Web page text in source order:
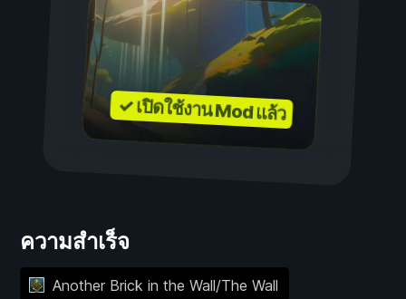
✓ เปิดใช้งาน Mod แล้ว
ความสำเร็จ
Another Brick in the Wall/The Wall